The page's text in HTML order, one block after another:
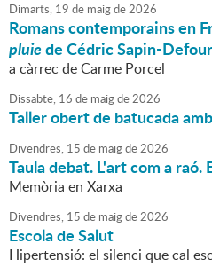
Dimarts, 19 de maigde2026
Romans contemporains en
pluiede Cédric Sapin-Defour
a càrrec de Carme Porcel
Dissabte, 16 de maigde2026
Taller obert de batucada
Divendres, 15 de maigde2026
Taula debat. L'art com a
Memòria en Xarxa
Divendres, 15 de maigde2026
Escola de Salut
Hipertensió: el silenci que cal